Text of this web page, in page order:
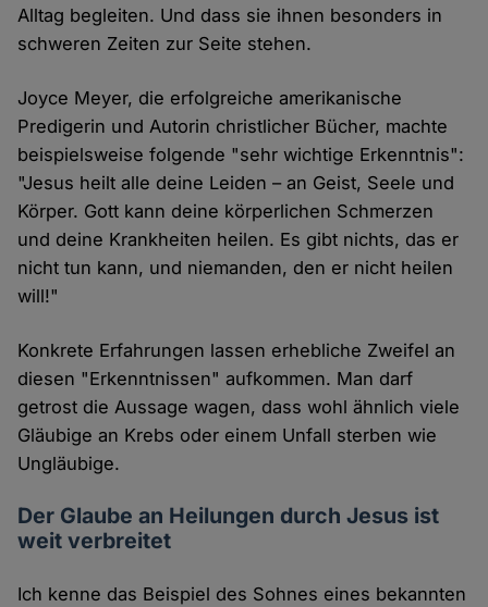
Alltag begleiten. Und dass sie ihnen besonders in
schweren Zeiten zur Seite stehen.
Joyce Meyer, die erfolgreiche amerikanische
Predigerin und Autorin christlicher Bücher, machte
beispielsweise folgende "sehr wichtige Erkenntnis":
"Jesus heilt alle deine Leiden – an Geist, Seele und
Körper. Gott kann deine körperlichen Schmerzen
und deine Krankheiten heilen. Es gibt nichts, das er
nicht tun kann, und niemanden, den er nicht heilen
will!"
Konkrete Erfahrungen lassen erhebliche Zweifel an
diesen "Erkenntnissen" aufkommen. Man darf
getrost die Aussage wagen, dass wohl ähnlich viele
Gläubige an Krebs oder einem Unfall sterben wie
Ungläubige.
Der Glaube an Heilungen durch Jesus ist
weit verbreitet
Ich kenne das Beispiel des Sohnes eines bekannten